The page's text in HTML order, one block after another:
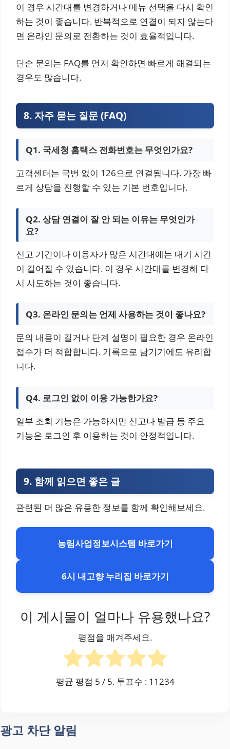
이 경우 시간대를 변경하거나 메뉴 선택을 다시 확인
하는 것이 좋습니다. 반복적으로 연결이 되지 않는다
면 온라인 문의로 전환하는 것이 효율적입니다.
단순 문의는 FAQ를 먼저 확인하면 빠르게 해결되는
경우도 많습니다.
8. 자주 묻는 질문 (FAQ)
Q1. 국세청 홈택스 전화번호는 무엇인가요?
고객센터는 국번 없이 126으로 연결됩니다. 가장 빠
르게 상담을 진행할 수 있는 기본 번호입니다.
Q2. 상담 연결이 잘 안 되는 이유는 무엇인가
요?
신고 기간이나 이용자가 많은 시간대에는 대기 시간
이 길어질 수 있습니다. 이 경우 시간대를 변경해 다
시 시도하는 것이 좋습니다.
Q3. 온라인 문의는 언제 사용하는 것이 좋나요?
문의 내용이 길거나 단계 설명이 필요한 경우 온라인
접수가 더 적합합니다. 기록으로 남기기에도 유리합
니다.
Q4. 로그인 없이 이용 가능한가요?
일부 조회 기능은 가능하지만 신고나 발급 등 주요
기능은 로그인 후 이용하는 것이 안정적입니다.
9. 함께 읽으면 좋은 글
관련된 더 많은 유용한 정보를 함께 확인해보세요.
농림사업정보시스템 바로가기
6시 내고향 누리집 바로가기
이 게시물이 얼마나 유용했나요?
평점을 매겨주세요.
평균 평점 5 / 5. 투표수 : 11234
광고 차단 알림